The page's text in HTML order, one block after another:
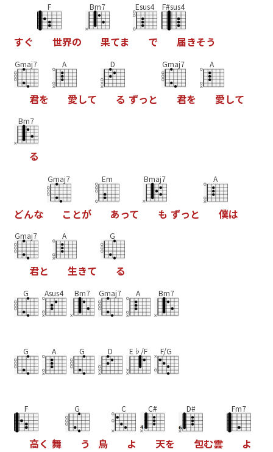
すぐ
F
世界の
Bm7
果てま
Esus4
で
F#sus4
届きそう
Gmaj7
君を
A
愛して
D
る ずっ と
Gmaj7
君を
A
愛して
Bm7
る
どんな
Gmaj7
こ とが
Em
あって
Bmaj7
も ずっ と
A
僕は
Gmaj7
君と
A
生きて
G
る
G Asus4 Bm7 Gmaj7 A Bm7
G A G D E♭/F F/G
F
高く 舞
G
う 鳥
C
よ
C#
天を
D#
包む雲
Fm7
よ